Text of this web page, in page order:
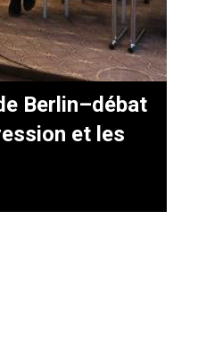
Berlin–débat
et les